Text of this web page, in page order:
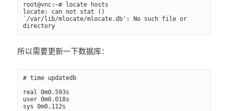
root@vnc:~# locate hosts
locate: can not stat ()
`/var/lib/mlocate/mlocate.db': No such file or
directory
所以需要更新一下数据库：
# time updatedb
real 0m0.593s
user 0m0.018s
sys 0m0.112s